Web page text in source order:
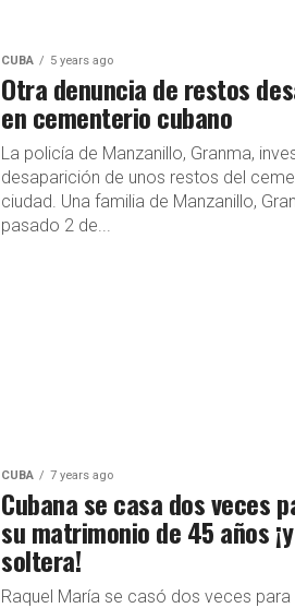
CUBA 5 years ago
Otra denuncia de restos
en cementerio cubano
La policía de Manzanillo, Granma,
desaparición de unos restos del
ciudad. Una familia de Manzanillo,
pasado 2 de...
CUBA 7 years ago
Cubana se casa dos veces
su matrimonio de 45 años
soltera!
Raquel María se casó dos veces para